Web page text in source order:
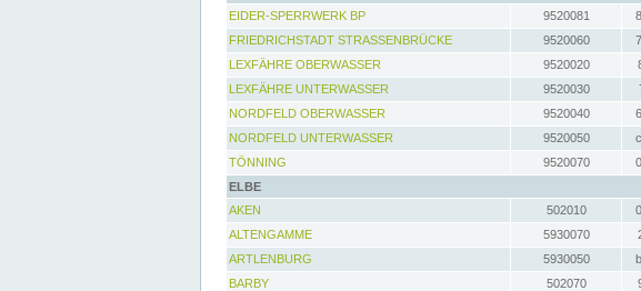
EIDER-SPERRWERK BP
9520081
FRIEDRICHSTADT STRASSENBRÜCKE
9520060
LEXFÄHRE OBERWASSER
9520020
LEXFÄHRE UNTERWASSER
9520030
NORDFELD OBERWASSER
9520040
NORDFELD UNTERWASSER
9520050
TÖNNING
9520070
ELBE
AKEN
502010
ALTENGAMME
5930070
ARTLENBURG
5930050
BARBY
502070